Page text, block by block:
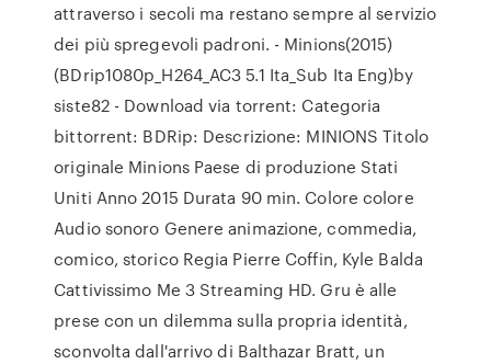
attraverso i secoli ma restano sempre al servizio
dei più spregevoli padroni. - Minions(2015)
(BDrip1080p_H264_AC3 5.1 Ita_Sub Ita Eng)by
siste82 - Download via torrent: Categoria
bittorrent: BDRip: Descrizione: MINIONS Titolo
originale Minions Paese di produzione Stati
Uniti Anno 2015 Durata 90 min. Colore colore
Audio sonoro Genere animazione, commedia,
comico, storico Regia Pierre Coffin, Kyle Balda
Cattivissimo Me 3 Streaming HD. Gru è alle
prese con un dilemma sulla propria identità,
sconvolta dall'arrivo di Balthazar Bratt, un